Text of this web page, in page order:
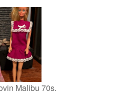
Malibu 70s.